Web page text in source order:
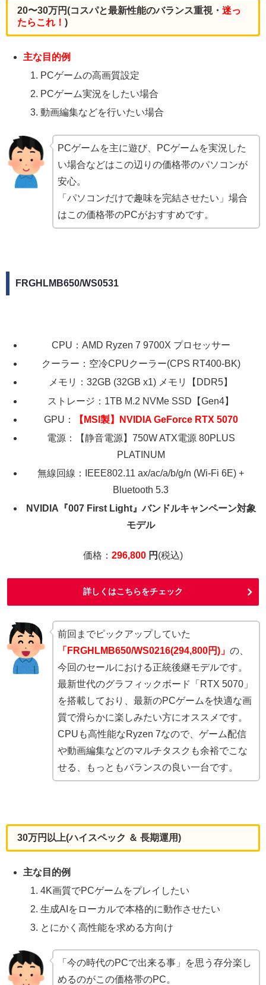
20〜30万円(コスパと最新性能のバランス重視・ 迷っ
たらこれ！ )
主な目的例
PCゲームの高画質設定
PCゲーム実況をしたい場合
動画編集などを行いたい場合
PCゲームを主に遊び、PCゲームを実況した
い場合などはこの辺りの価格帯のパソコンが
安心。
「パソコンだけで趣味を完結させたい」場合
はこの価格帯のPCがおすすめです。
FRGHLMB650/WS0531
CPU：AMD Ryzen 7 9700X プロセッサー
クーラー：空冷CPUクーラー(CPS RT400-BK)
メモリ：32GB (32GB x1) メモリ【DDR5】
ストレージ：1TB M.2 NVMe SSD【Gen4】
GPU：
【MSI製】NVIDIA GeForce RTX 5070
電源：【静音電源】750W ATX電源 80PLUS
PLATINUM
無線回線：IEEE802.11 ax/ac/a/b/g/n (Wi-Fi 6E) +
Bluetooth 5.3
NVIDIA『007 First Light』バンドルキャンペーン対象
モデル
価格： 296,800 円 (税込)
詳しくはこちらをチェック
前回までピックアップしていた
「FRGHLMB650/WS0216(294,800円)」の、
今回のセールにおける正統後継モデルです。
最新世代のグラフィックボード「RTX 5070」
を搭載しており、最新のPCゲームを快適な画
質で滑らかに楽しみたい方にオススメです。
CPUも高性能なRyzen 7なので、ゲーム配信
や動画編集などのマルチタスクも余裕でこな
せる、もっともバランスの良い一台です。
30万円以上(ハイスペック ＆ 長期運用)
主な目的例
4K画質でPCゲームをプレイしたい
生成AIをローカルで本格的に動作させたい
とにかく高性能を求める方向け
「今の時代のPCで出来る事」を思う存分楽し
めるのがこの価格帯のPC。